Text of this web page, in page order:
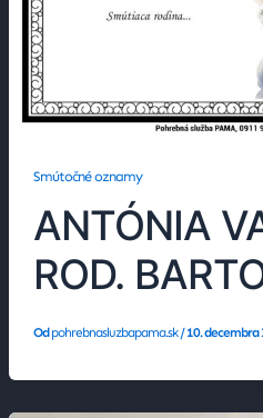
Smútočné oznamy
ANTÓNIA
ROD.
Od pohrebnasluzbapama.sk/10. decembra